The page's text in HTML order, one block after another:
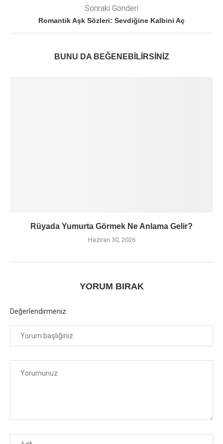
Sonraki Gönderi
Romantik Aşk Sözleri: Sevdiğine Kalbini Aç
BUNU DA BEĞENEBILIRSINIZ
Rüyada Yumurta Görmek Ne Anlama Gelir?
Haziran 30, 2026
YORUM BIRAK
Değerlendirmeniz: